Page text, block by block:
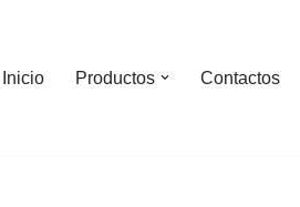
Inicio Productos Contactos